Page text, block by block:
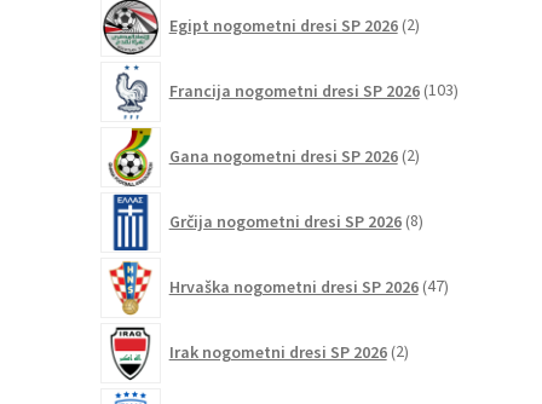
Egipt nogometni dresi SP 2026 2izdelka
Francija nogometni dresi SP 2026 103izdelki
Gana nogometni dresi SP 2026 2izdelka
Grčija nogometni dresi SP 2026 8izdelkov
Hrvaška nogometni dresi SP 2026 47izdelkov
Irak nogometni dresi SP 2026 2izdelka